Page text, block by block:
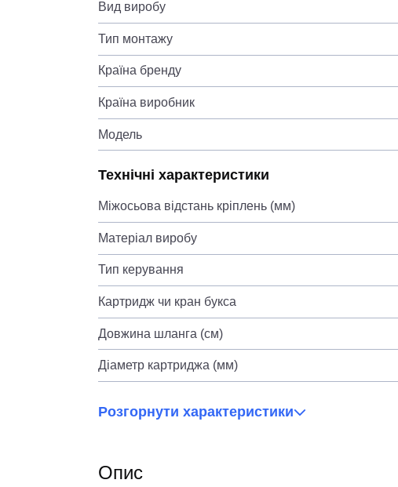
Вид виробу
Тип монтажу
Країна бренду
Країна виробник
Модель
Технічні характеристики
Міжосьова відстань кріплень (мм)
Матеріал виробу
Тип керування
Картридж чи кран букса
Довжина шланга (см)
Діаметр картриджа (мм)
Розгорнути характеристики
Опис